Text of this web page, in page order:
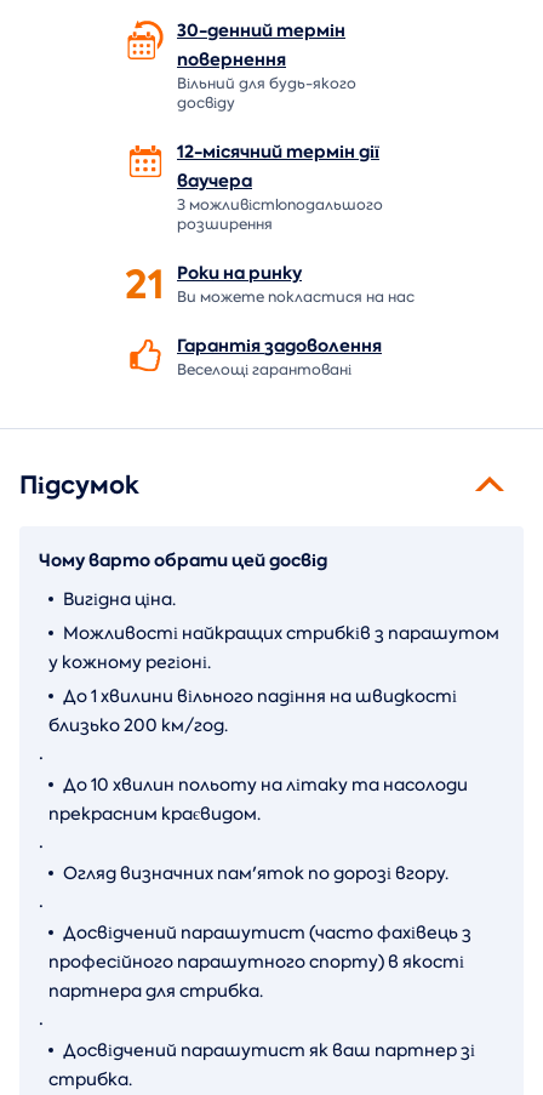
30-денний термін
повернення
Вільний для будь-якого
досвіду
12-місячний термін дії
ваучера
З можливістюподальшого
розширення
21 Роки наринку
Ви можете покластися на нас
Гарантіязадоволення
Веселощі гарантовані
Підсумок
Чому варто обрати цей досвід
Вигідна ціна.
Можливості найкращих стрибків з парашутом
у кожному регіоні.
До 1 хвилини вільного падіння на швидкості
близько 200 км/год.
.
До 10 хвилин польоту на літаку та насолоди
прекрасним краєвидом.
.
Огляд визначних пам'яток по дорозі вгору.
.
Досвідчений парашутист (часто фахівець з
професійного парашутного спорту) в якості
партнера для стрибка.
.
Досвідчений парашутист як ваш партнер зі
стрибка.